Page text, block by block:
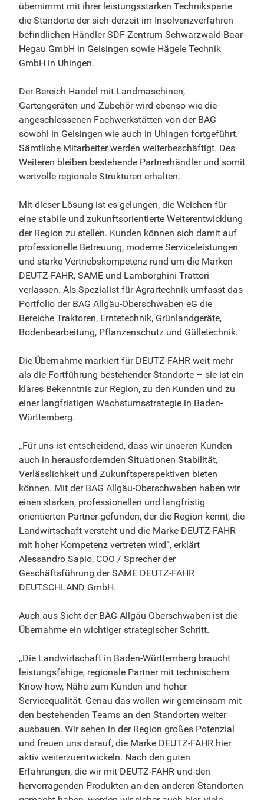
übernimmt mit ihrer leistungsstarken Techniksparte
die Standorte der sich derzeit im Insolvenzverfahren
befindlichen Händler SDF-Zentrum Schwarzwald-Baar-
Hegau GmbH in Geisingen sowie Hägele Technik
GmbH in Uhingen.
Der Bereich Handel mit Landmaschinen,
Gartengeräten und Zubehör wird ebenso wie die
angeschlossenen Fachwerkstätten von der BAG
sowohl in Geisingen wie auch in Uhingen fortgeführt.
Sämtliche Mitarbeiter werden weiterbeschäftigt. Des
Weiteren bleiben bestehende Partnerhändler und somit
wertvolle regionale Strukturen erhalten.
Mit dieser Lösung ist es gelungen, die Weichen für
eine stabile und zukunftsorientierte Weiterentwicklung
der Region zu stellen. Kunden können sich damit auf
professionelle Betreuung, moderne Serviceleistungen
und starke Vertriebskompetenz rund um die Marken
DEUTZ-FAHR, SAME und Lamborghini Trattori
verlassen. Als Spezialist für Agrartechnik umfasst das
Portfolio der BAG Allgäu-Oberschwaben eG die
Bereiche Traktoren, Erntetechnik, Grünlandgeräte,
Bodenbearbeitung, Pflanzenschutz und Gülletechnik.
Die Übernahme markiert für DEUTZ-FAHR weit mehr
als die Fortführung bestehender Standorte – sie ist ein
klares Bekenntnis zur Region, zu den Kunden und zu
einer langfristigen Wachstumsstrategie in Baden-
Württemberg.
„Für uns ist entscheidend, dass wir unseren Kunden
auch in herausfordernden Situationen Stabilität,
Verlässlichkeit und Zukunftsperspektiven bieten
können. Mit der BAG Allgäu-Oberschwaben haben wir
einen starken, professionellen und langfristig
orientierten Partner gefunden, der die Region kennt, die
Landwirtschaft versteht und die Marke DEUTZ-FAHR
mit hoher Kompetenz vertreten wird”, erklärt
Alessandro Sapio, COO / Sprecher der
Geschäftsführung der SAME DEUTZ-FAHR
DEUTSCHLAND GmbH.
Auch aus Sicht der BAG Allgäu-Oberschwaben ist die
Übernahme ein wichtiger strategischer Schritt.
„Die Landwirtschaft in Baden-Württemberg braucht
leistungsfähige, regionale Partner mit technischem
Know-how, Nähe zum Kunden und hoher
Servicequalität. Genau das wollen wir gemeinsam mit
den bestehenden Teams an den Standorten weiter
ausbauen. Wir sehen in der Region großes Potenzial
und freuen uns darauf, die Marke DEUTZ-FAHR hier
aktiv weiterzuentwickeln. Nach den guten
Erfahrungen, die wir mit DEUTZ-FAHR und den
hervorragenden Produkten an den anderen Standorten